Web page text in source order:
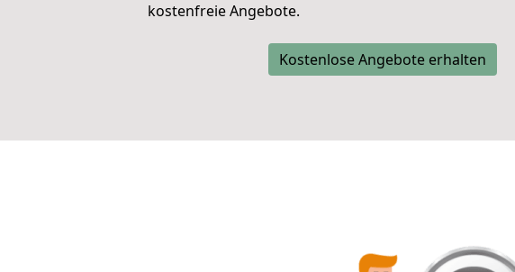
kostenfreie Angebote.
Kostenlose Angebote erhalten